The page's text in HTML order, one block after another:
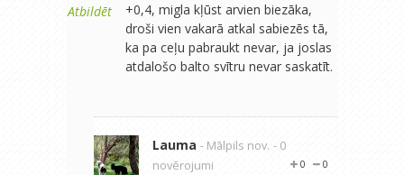
Atbildēt
+0,4, migla kļūst arvien biezāka,
droši vien vakarā atkal sabiezēs tā,
ka pa ceļu pabraukt nevar, ja joslas
atdalošo balto svītru nevar saskatīt.
Lauma - Mālpils nov. - 0
novērojumi
0
0